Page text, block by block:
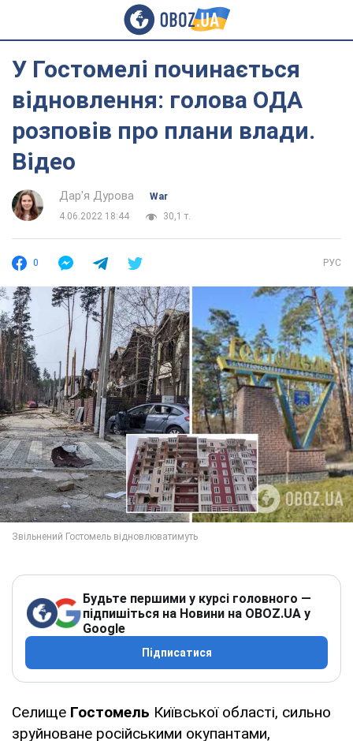
У Гостомелі починається
відновлення: голова ОДА
розповів про плани влади.
Відео
Дар'я Дурова
War
4.06.2022 18:44
30,1 т.
0 РУС
Будьте першими у курсі головного —
підпишіться на Новини на OBOZ.UA у
Google
Підписатися
Селище Гостомель Київської області, сильно
зруйноване російськими окупантами,